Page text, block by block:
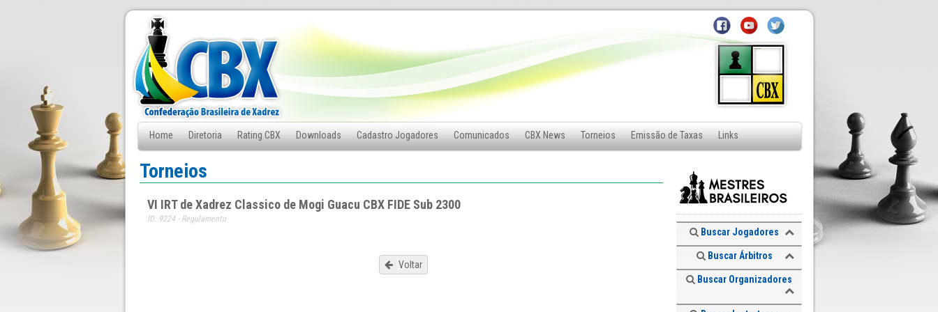
Home Diretoria Rating CBX Downloads Cadastro Jogadores Comunicados CBX News Torneios Emissão de Taxas Links
Fale Conosco
Torneios
VI IRT de Xadrez Classico de Mogi Guacu CBX FIDE Sub 2300
ID: 9224 - Regulamento
Voltar
Buscar Jogadores
Buscar Árbitros
Buscar Organizadores